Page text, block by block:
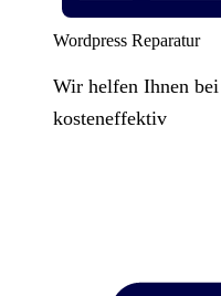
Wordpress Reparatur
Wir helfen Ihnen
kosteneffektiv